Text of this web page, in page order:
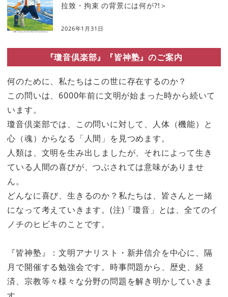
拉致・拘束 の背景には何が?!＞
2026年1月31日
『瓊音倶楽部』『皆神塾』のご案内
何のために、私たちはこの世に存在するのか？
この問いは、6000年前に文明が始まった時から続いて
います。
瓊音倶楽部では、この問いに対して、人体（機能）と
心（魂）からなる「人間」を見つめます。
人類は、文明を生み出しましたが、それによって生き
ている人間の喜びが、つぶされては意味がありませ
ん。
どんなに喜び、生きるのか？私たちは、皆さんと一緒
になって考えていきます。(注)「瓊音」とは、全てのイ
ノチのヒビキのことです。
『皆神塾』：文明アナリスト・新井信介を中心に、隔
月で開催する勉強会です。時事問題から、歴史、経
済、宗教等々様々な分野の問題を解き明かしていきま